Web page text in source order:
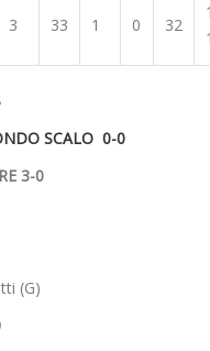
3 33 1 0 32
SCALO 0-0
3-0
(G)